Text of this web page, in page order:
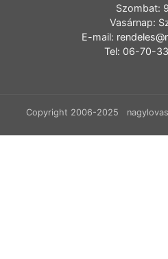
Szombat:
Vasárnap:
E-mail:
Tel: 06-70-
Copyright 2006-2025